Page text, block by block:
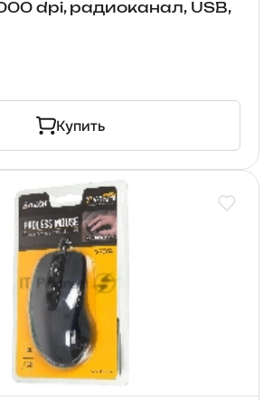
dpi, радиоканал, USB,
Купить